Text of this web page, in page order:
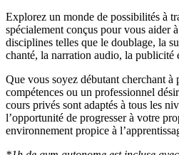
Explorez un monde de possibilités à
spécialement conçus pour vous aider
disciplines telles que le doublage, la
chanté, la narration audio, la publicité
Que vous soyez débutant cherchant à
compétences ou un professionnel
cours privés sont adaptés à tous les
l’opportunité de progresser à votre
environnement propice à